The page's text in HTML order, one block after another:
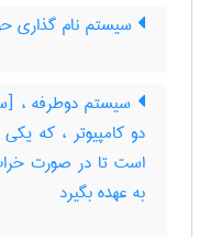
سیستم نام گذاری
سیستم دوطرفه ،
دو کامپیوتر ، که
است تا در صورت
به عهده بگیرد